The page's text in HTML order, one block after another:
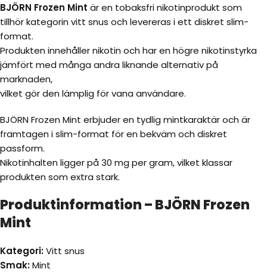
BJÖRN Frozen Mint är en tobaksfri nikotinprodukt som
tillhör kategorin vitt snus och levereras i ett diskret slim-
format.
Produkten innehåller nikotin och har en högre nikotinstyrka
jämfört med många andra liknande alternativ på
marknaden,
vilket gör den lämplig för vana användare.
BJÖRN Frozen Mint erbjuder en tydlig mintkaraktär och är
framtagen i slim-format för en bekväm och diskret
passform.
Nikotinhalten ligger på 30 mg per gram, vilket klassar
produkten som extra stark.
Produktinformation – BJÖRN Frozen
Mint
Kategori:Vitt snus
Smak:Mint